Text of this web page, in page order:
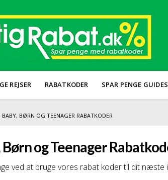
REJSER RABATKODER SPAR PENGE GUIDES
BABY, BØRN OG TEENAGER RABATKODER
Børn og Teenager
ved at bruge vores rabat koder til dit